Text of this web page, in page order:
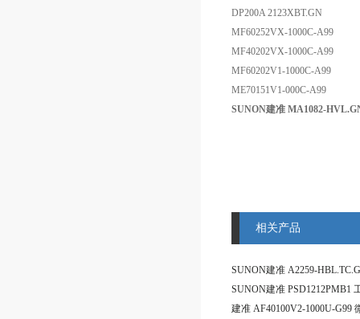
DP200A 2123XBT.GN
MF60252VX-1000C-A99
MF40202VX-1000C-A99
MF60202V1-1000C-A99
ME70151V1-000C-A99
SUNON建准 MA1082-
相关产品